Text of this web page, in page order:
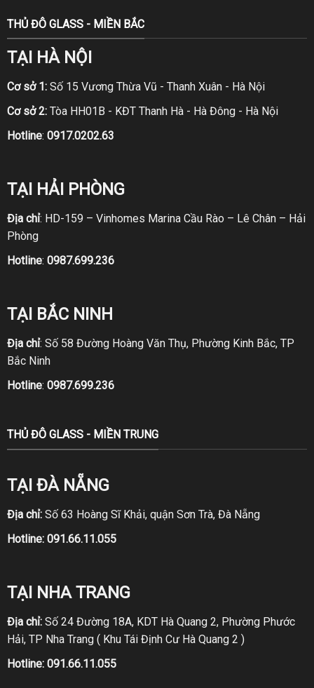
THỦ ĐÔ GLASS - MIỀN BẮC
TẠI HÀ NỘI
Cơ sở 1:Số 15 Vương Thừa Vũ - Thanh Xuân - Hà Nội
Cơ sở 2:Tòa HH01B - KĐT Thanh Hà - Hà Đông - Hà Nội
Hotline: 0917.0202.63
TẠI HẢI PHÒNG
Địa chỉ: HD-159 – Vinhomes Marina Cầu Rào – Lê Chân – Hải
Phòng
Hotline: 0987.699.236
TẠI BẮC NINH
Địa chỉ: Số 58 Đường Hoàng Văn Thụ, Phường Kinh Bắc, TP
Bắc Ninh
Hotline: 0987.699.236
THỦ ĐÔ GLASS - MIỀN TRUNG
TẠI ĐÀ NẴNG
Địa chỉ:Số 63 Hoàng Sĩ Khải, quận Sơn Trà, Đà Nẵng
Hotline: 091.66.11.055
TẠI NHA TRANG
Địa chỉ:Số 24 Đường 18A, KDT Hà Quang 2, Phường Phước
Hải, TP Nha Trang ( Khu Tái Định Cư Hà Quang 2 )
Hotline: 091.66.11.055